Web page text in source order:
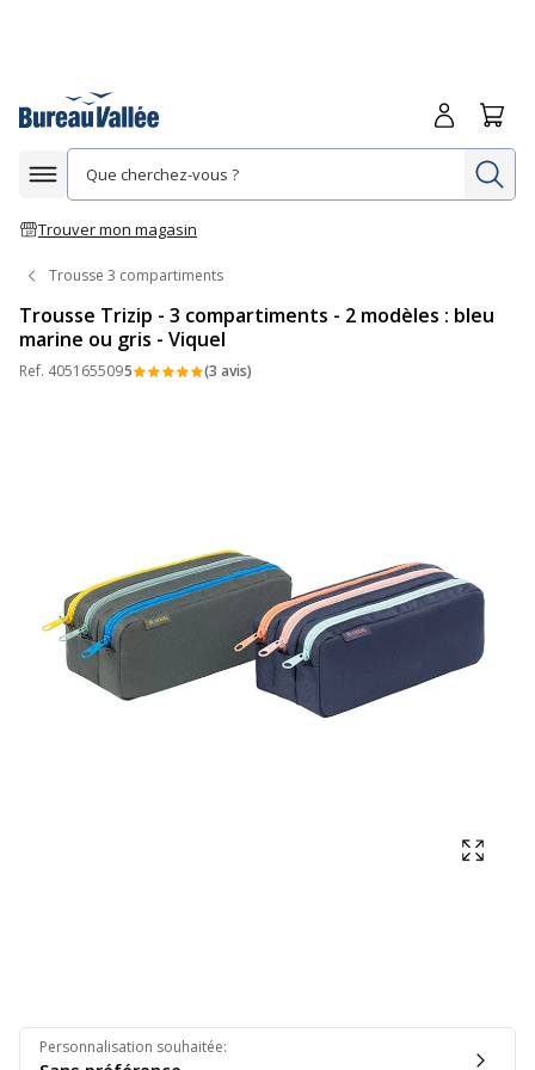
Afficher la navigation
Trouver mon magasin
Me
Trousse 3 compartiments
Trousse Trizip - 3 compartiments - 2 modèles : bleu
marine ou gris - Viquel
Ref. 4051655095 (3 avis)
Personnalisation souhaitée: